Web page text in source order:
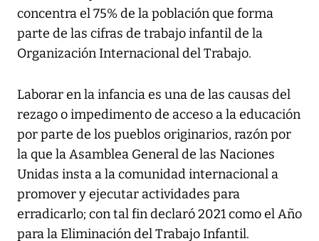
concentra el 75% de la población que forma
parte de las cifras de trabajo infantil de la
Organización Internacional del Trabajo.
Laborar en la infancia es una de las causas del
rezago o impedimento de acceso a la educación
por parte de los pueblos originarios, razón por
la que la Asamblea General de las Naciones
Unidas insta a la comunidad internacional a
promover y ejecutar actividades para
erradicarlo; con tal fin declaró 2021 como el Año
para la Eliminación del Trabajo Infantil.